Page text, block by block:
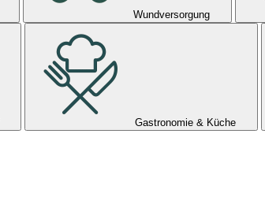
Wundversorgung
Gastronomie & Küche